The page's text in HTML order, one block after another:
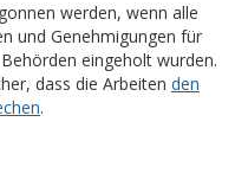
werden, wenn alle
und Genehmigungen für
eingeholt wurden.
dass die Arbeiten den
.